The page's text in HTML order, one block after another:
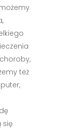
też
się